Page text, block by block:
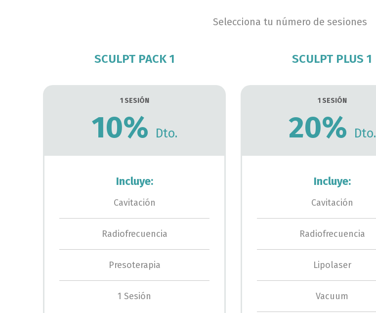
Selecciona tu número de sesiones
SCULPT PACK 1
1 SESIÓN
10% Dto.
Incluye:
Cavitación
Radiofrecuencia
Presoterapia
1 Sesión
SCULPT PLUS 1
1 SESIÓN
20% Dto.
Incluye:
Cavitación
Radiofrecuencia
Lipolaser
Vacuum